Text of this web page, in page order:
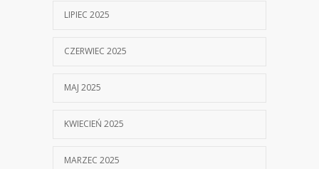
LIPIEC 2025
CZERWIEC 2025
MAJ 2025
KWIECIEŃ 2025
MARZEC 2025